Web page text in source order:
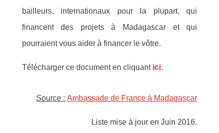
bailleurs, internationaux pour la plupart, qui
financent des projets à Madagascar et qui
pourraient vous aider à financer le vôtre.
Télécharger ce document en cliquant ici.
Source : Ambassade de France à Madagascar
Liste mise à jour en Juin 2016.